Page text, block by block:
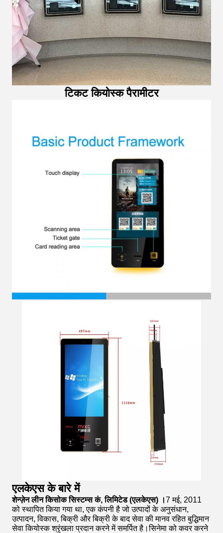
टिकट कियोस्क पैरामीटर
एलकेएस के बारे में
शेन्ज़ेन लीन किसोक सिस्टम्स कं, लिमिटेड (एलकेएस) ।7 मई, 2011
को स्थापित किया गया था, एक कंपनी है जो उत्पादों के अनुसंधान,
उत्पादन, विकास, बिक्री और बिक्री के बाद सेवा की मानव रहित बुद्धिमान
सेवा कियोस्क श्रृंखला प्रदान करने में समर्पित है।सिनेमा को कवर करने